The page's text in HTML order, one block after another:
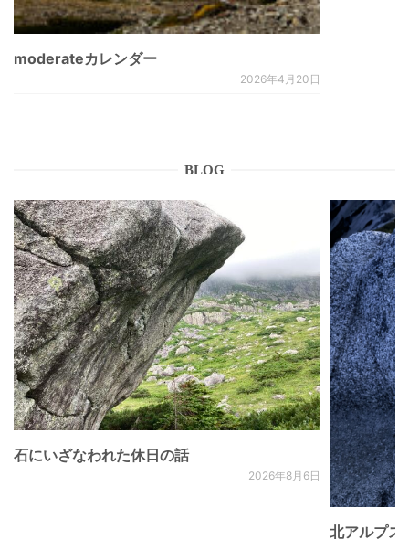
moderateカレンダー
2026年4月20日
BLOG
石にいざなわれた休日の話
2026年8月6日
北アルプ